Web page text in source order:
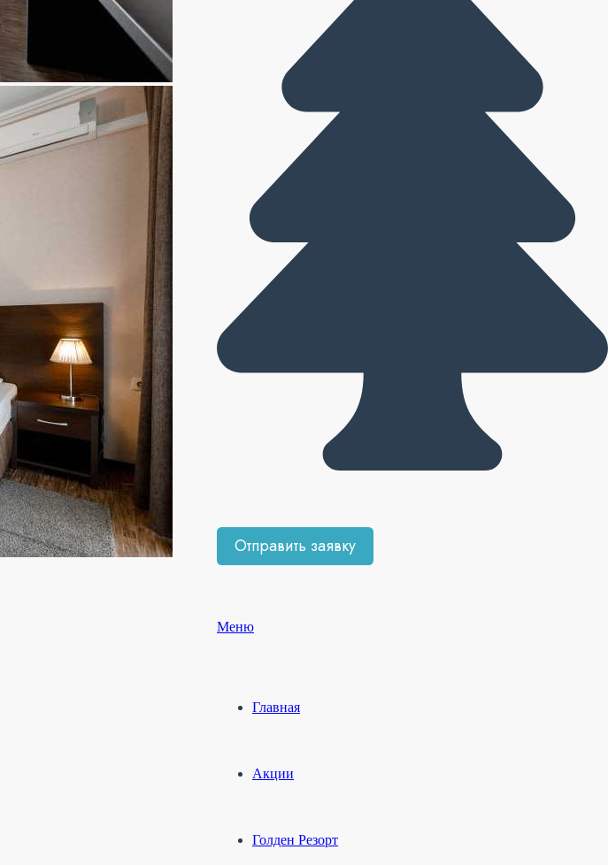
Меню
Главная
Акции
Голден Резорт